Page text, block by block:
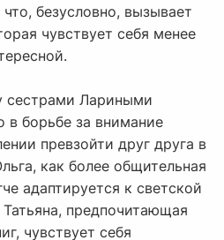
безусловно, вызывает
чувствует себя менее
сестрами Лариными
в борьбе за внимание
превзойти друг друга в
как более общительная
адаптируется к светской
предпочитающая
чувствует себя